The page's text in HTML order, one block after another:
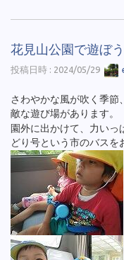
花見山公園で遊ぼう
投稿日時 : 2024/05/29
さわやかな風が吹く季節
敵な遊び場があります。
園外に出かけて、力いっ
どり号という市のバスを